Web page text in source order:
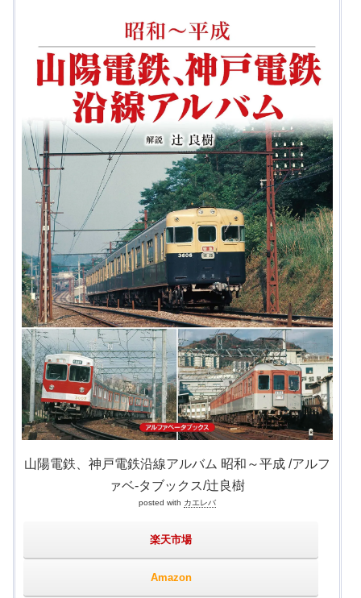
山陽電鉄、神戸電鉄沿線アルバム 昭和～平成 /アルフ
ァベ-タブックス/辻良樹
posted with カエレバ
楽天市場
Amazon